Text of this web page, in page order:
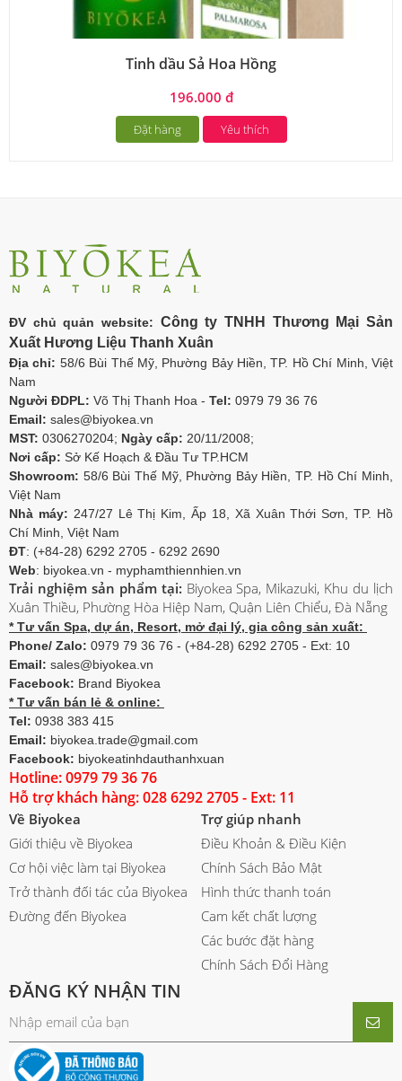
Tinh dầu Sả Hoa Hồng
196.000 đ
Đặt hàng Yêu thích
ĐV chủ quản website: Công ty TNHH Thương Mại Sản
Xuất Hương Liệu Thanh Xuân
Địa chỉ: 58/6 Bùi Thế Mỹ, Phường Bảy Hiền, TP. Hồ Chí Minh, Việt
Nam
Người ĐDPL: Võ Thị Thanh Hoa - Tel: 0979 79 36 76
Email: sales@biyokea.vn
MST: 0306270204; Ngày cấp: 20/11/2008;
Nơi cấp: Sở Kế Hoạch & Đầu Tư TP.HCM
Showroom: 58/6 Bùi Thế Mỹ, Phường Bảy Hiền, TP. Hồ Chí Minh,
Việt Nam
Nhà máy: 247/27 Lê Thị Kim, Ấp 18, Xã Xuân Thới Sơn, TP. Hồ
Chí Minh, Việt Nam
ĐT: (+84-28) 6292 2705 - 6292 2690
Web: biyokea.vn - myphamthiennhien.vn
Trải nghiệm sản phẩm tại: Biyokea Spa, Mikazuki, Khu du lịch
Xuân Thiều, Phường Hòa Hiệp Nam, Quận Liên Chiểu, Đà Nẵng
* Tư vấn Spa, dự án, Resort, mở đại lý, gia công sản xuất:
Phone/ Zalo: 0979 79 36 76 - (+84-28) 6292 2705 - Ext: 10
Email: sales@biyokea.vn
Facebook: Brand Biyokea
* Tư vấn bán lẻ & online:
Tel: 0938 383 415
Email: biyokea.trade@gmail.com
Facebook: biyokeatinhdauthanhxuan
Hotline: 0979 79 36 76
Hỗ trợ khách hàng: 028 6292 2705 - Ext: 11
Về Biyokea
Giới thiệu về Biyokea
Cơ hội việc làm tại Biyokea
Trở thành đối tác của Biyokea
Đường đến Biyokea
Trợ giúp nhanh
Điều Khoản & Điều Kiện
Chính Sách Bảo Mật
Hình thức thanh toán
Cam kết chất lượng
Các bước đặt hàng
Chính Sách Đổi Hàng
ĐĂNG KÝ NHẬN TIN